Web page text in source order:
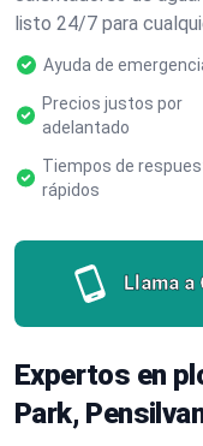
listo 24/7 para
Ayuda de
Precios justos por
adelantado
Tiempos de
rápidos
Llama a
Expertos en
Park,